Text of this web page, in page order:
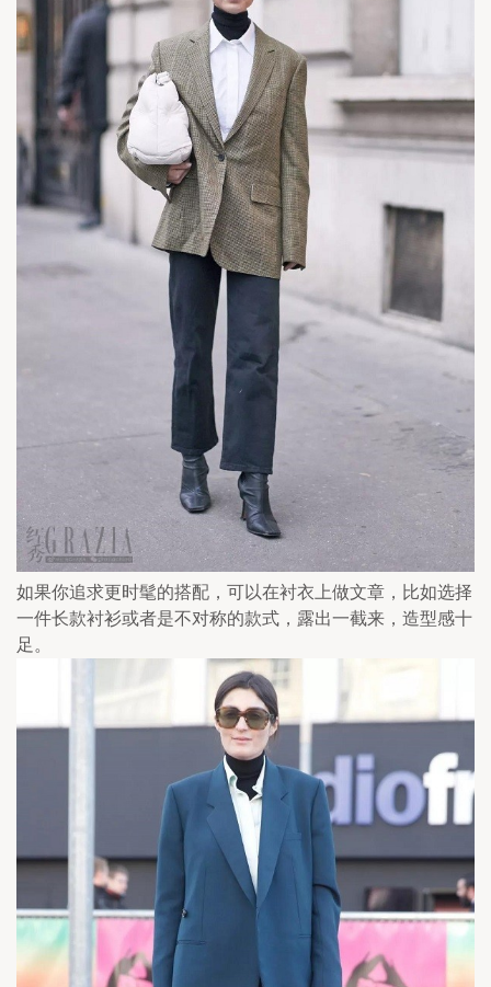
如果你追求更时髦的搭配，可以在衬衣上做文章，比如选择
一件长款衬衫或者是不对称的款式，露出一截来，造型感十
足。